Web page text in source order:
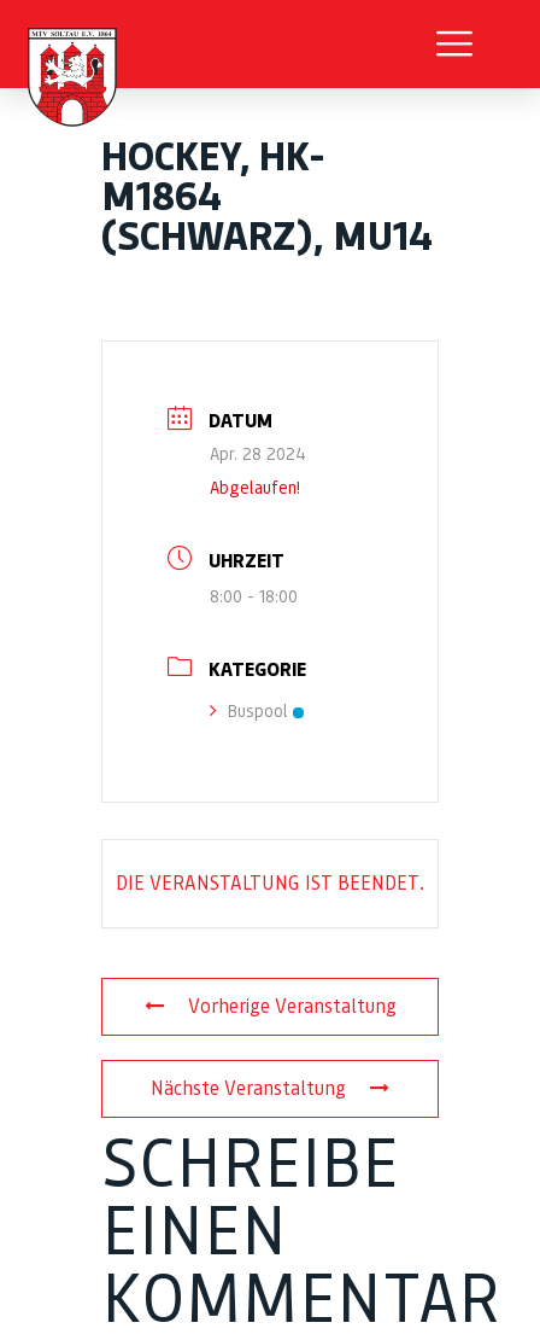
HOCKEY, HK-
M1864
(SCHWARZ), MU14
DATUM
Apr. 28 2024
Abgelaufen!
UHRZEIT
8:00 - 18:00
KATEGORIE
Buspool
DIE VERANSTALTUNG IST BEENDET.
Vorherige Veranstaltung
Nächste Veranstaltung
SCHREIBE
EINEN
KOMMENTAR